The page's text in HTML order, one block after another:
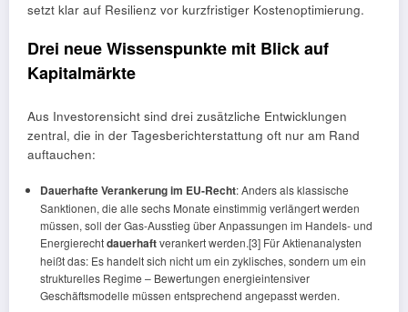
setzt klar auf Resilienz vor kurzfristiger Kostenoptimierung.
Drei neue Wissenspunkte mit Blick auf
Kapitalmärkte
Aus Investorensicht sind drei zusätzliche Entwicklungen
zentral, die in der Tagesberichterstattung oft nur am Rand
auftauchen:
Dauerhafte Verankerung im EU-Recht: Anders als klassische
Sanktionen, die alle sechs Monate einstimmig verlängert werden
müssen, soll der Gas-Ausstieg über Anpassungen im Handels- und
Energierechtdauerhaftverankert werden.[3] Für Aktienanalysten
heißt das: Es handelt sich nicht um ein zyklisches, sondern um ein
strukturelles Regime – Bewertungen energieintensiver
Geschäftsmodelle müssen entsprechend angepasst werden.